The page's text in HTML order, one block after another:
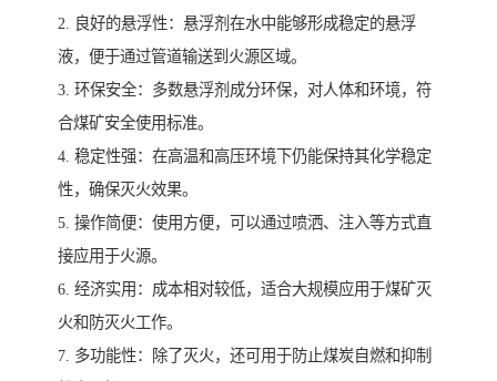
2. 良好的悬浮性：悬浮剂在水中能够形成稳定的悬浮
液，便于通过管道输送到火源区域。
3. 环保安全：多数悬浮剂成分环保，对人体和环境，符
合煤矿安全使用标准。
4. 稳定性强：在高温和高压环境下仍能保持其化学稳定
性，确保灭火效果。
5. 操作简便：使用方便，可以通过喷洒、注入等方式直
接应用于火源。
6. 经济实用：成本相对较低，适合大规模应用于煤矿灭
火和防灭火工作。
7. 多功能性：除了灭火，还可用于防止煤炭自燃和抑制